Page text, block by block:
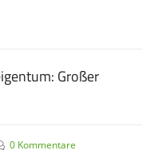
Großer
0 Kommentare